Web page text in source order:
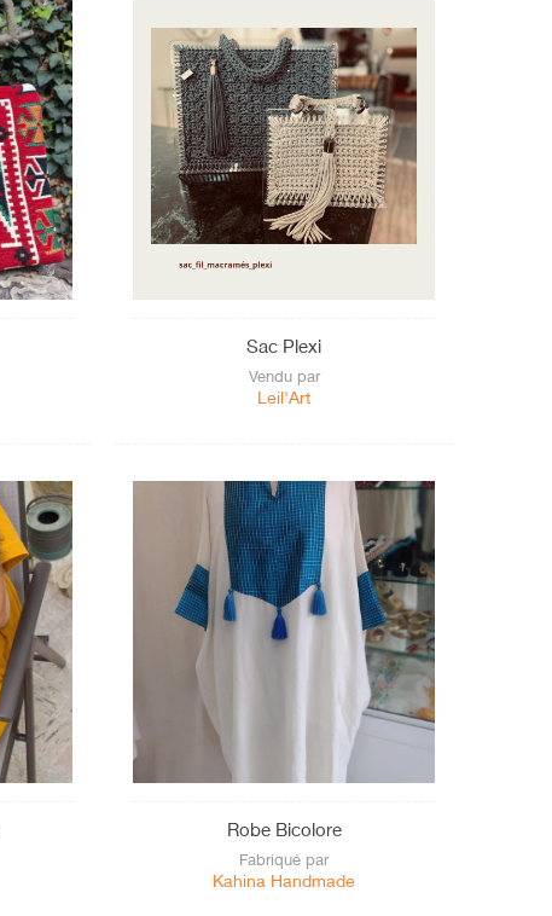
Sac Plexi
Vendu par
Leil'Art
Robe Bicolore
Fabriqué par
Kahina Handmade